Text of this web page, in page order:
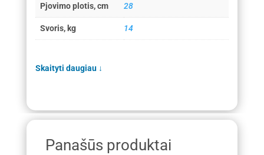
Pjovimo plotis, cm 28
Svoris, kg 14
Skaityti daugiau ↓
Panašūs produktai